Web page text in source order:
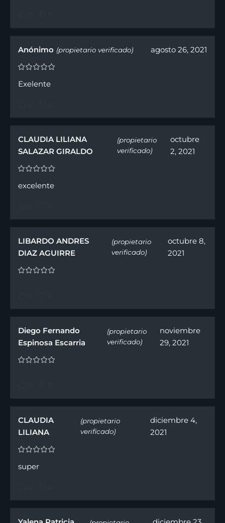
Anónimo (propietario verificado) agosto 26, 2021
Exelente
CLAUDIA LILIANA
SALAZAR GIRALDO
(propietario
verificado)
octubre
2, 2021
excelente
LIBARDO ANDRES
DIAZ AGUIRRE
(propietario
verificado)
octubre 8,
2021
Diego Fernando
Espinosa Escarria
(propietario
verificado)
noviembre
29, 2021
CLAUDIA
LILIANA
(propietario
verificado)
diciembre 4,
2021
super